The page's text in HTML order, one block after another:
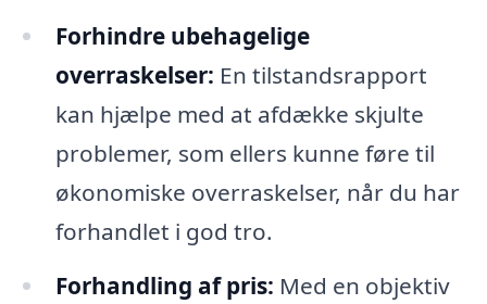
Forhindre ubehagelige
overraskelser: En tilstandsrapport
kan hjælpe med at afdække skjulte
problemer, som ellers kunne føre til
økonomiske overraskelser, når du har
forhandlet i god tro.
Forhandling af pris: Med en objektiv